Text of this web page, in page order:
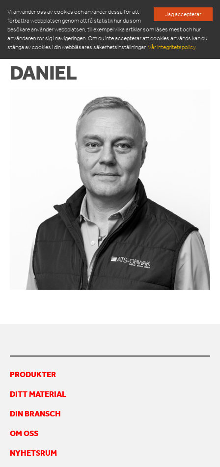
Jag accepterar
Vi använder oss av cookies och använder dessa för att
förbättra webbplatsen genom att få statistik hur du som
besökare använder webbplatsen, till exempel vilka artiklar som läses mest och hur
användaren rör sig i navigeringen. Om du inte accepterar att cookies används kan du
stänga av cookies i din webbläsares säkerhetsinställningar.Vår integritetspolicy.
SERVICE & RESERVDELAR
MÖT VÅR LEDNINGSGRUPP
FRAMGÅNGSHISTORIER
FINANSIERING
ARBETA HOS OSS
KONTAKTA OSS
DANIEL
PRODUKTER
DITT MATERIAL
DIN BRANSCH
OM OSS
NYHETSRUM